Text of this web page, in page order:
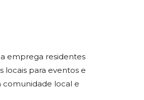
emprega residentes
locais para eventos e
comunidade local e